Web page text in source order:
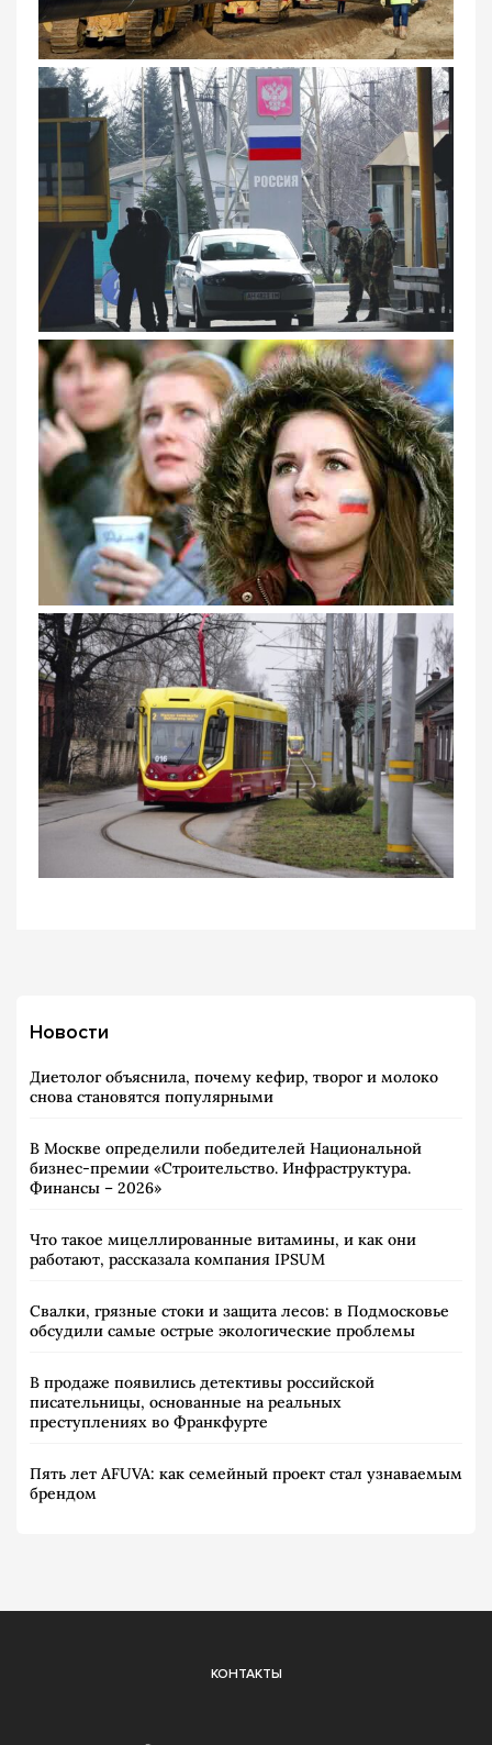
Новости
Диетолог объяснила, почему кефир, творог и молоко
снова становятся популярными
В Москве определили победителей Национальной
бизнес-премии «Строительство. Инфраструктура.
Финансы – 2026»
Что такое мицеллированные витамины, и как они
работают, рассказала компания IPSUM
Свалки, грязные стоки и защита лесов: в Подмосковье
обсудили самые острые экологические проблемы
В продаже появились детективы российской
писательницы, основанные на реальных
преступлениях во Франкфурте
Пять лет AFUVA: как семейный проект стал узнаваемым
брендом
КОНТАКТЫ